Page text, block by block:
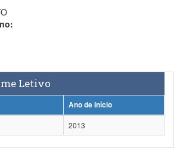
Regional
e dos Direitos Humanos
Letivo
Ano de Início
2013